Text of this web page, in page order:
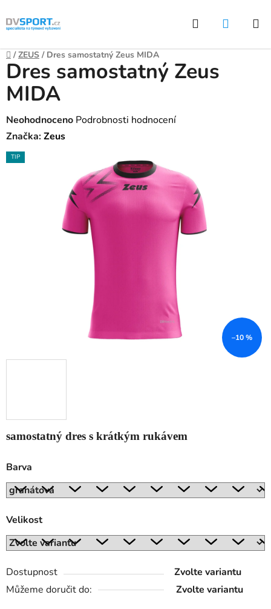
Přejít
na
Hledat
Domů
/ ZEUS / Dres samostatný Zeus MIDA
samostatný dres s krátkým rukávem
Barva
Velikost
Dostupnost
Zvolte variantu
Můžeme doručit do:
Zvolte variantu
Dres samostatný Zeus
MIDA
Průměrné
hodnocení
produktu
Neohodnoceno Podrobnosti hodnocení
Značka:Zeus
TIP
–10 %